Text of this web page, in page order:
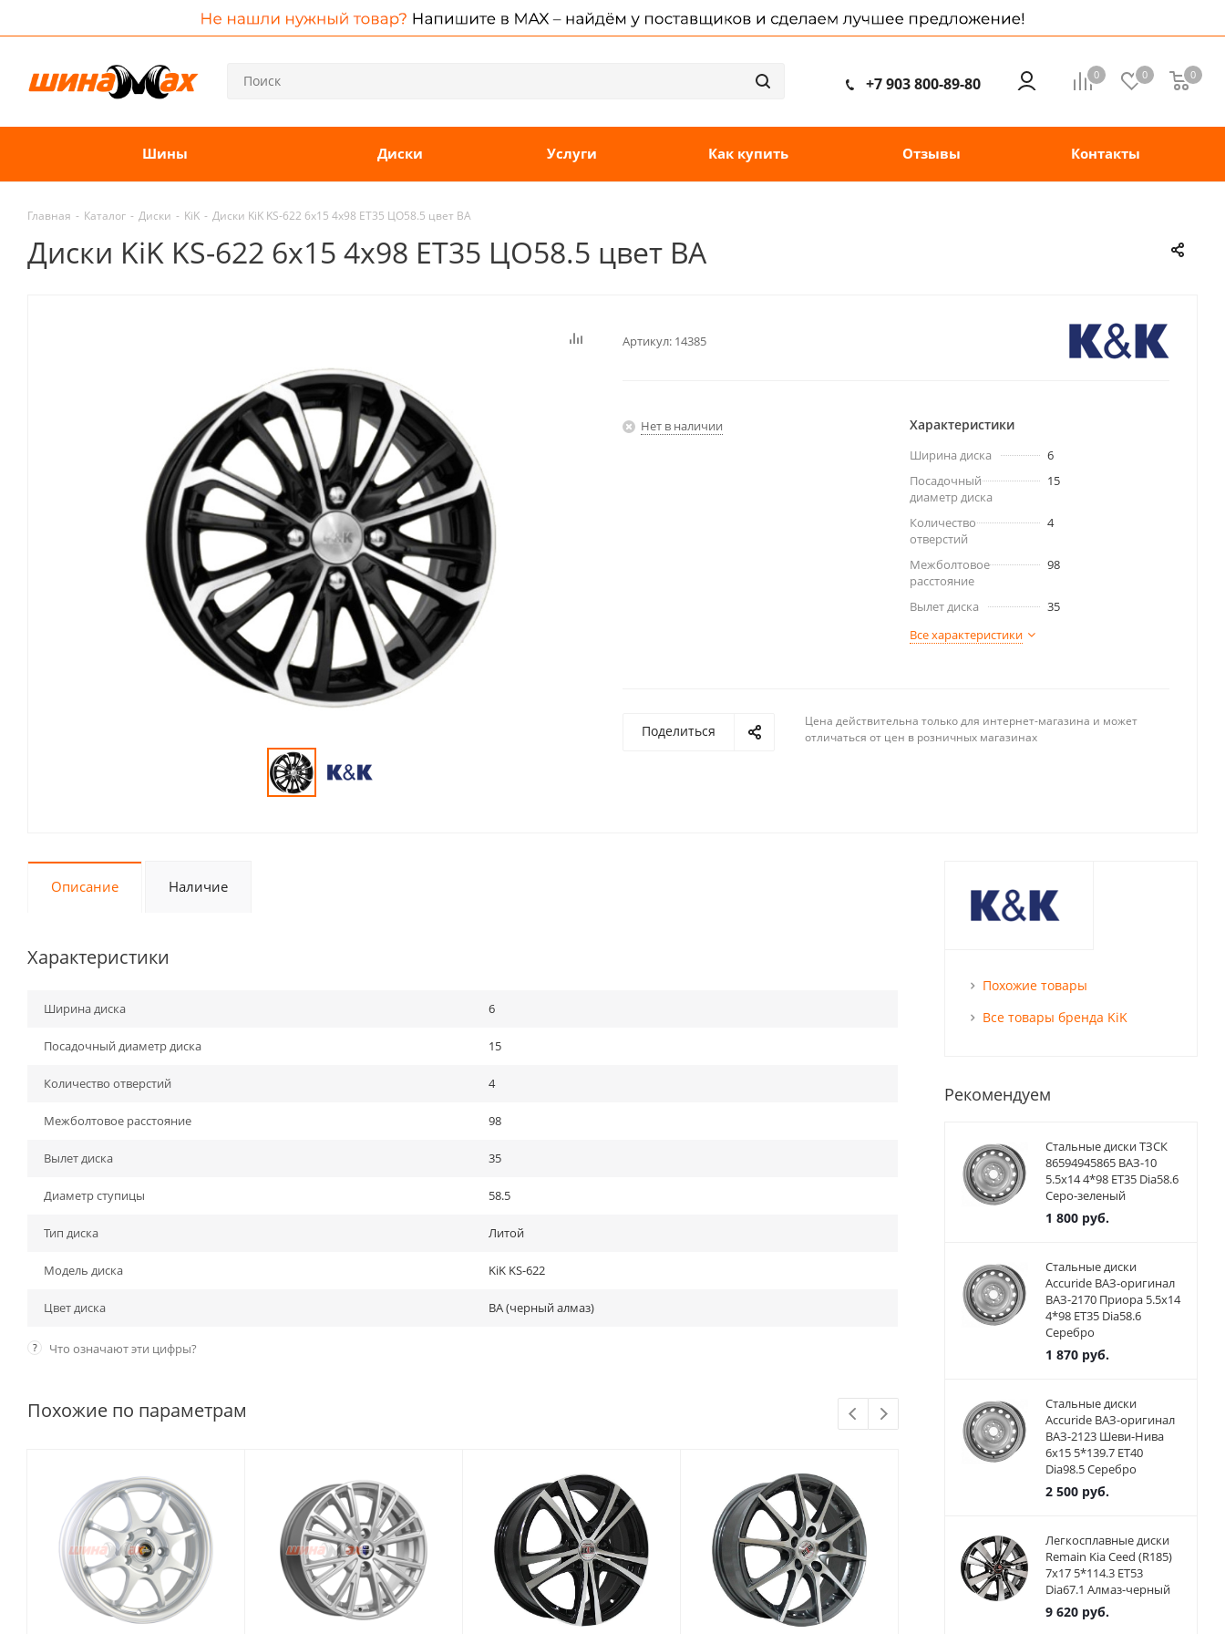
0 0 0
+7 903 800-89-80
Шины Диски Услуги Как купить Отзывы Контакты
Главная - Каталог - Диски - KiK - Диски KiK KS-622 6x15 4x98 ET35 ЦО58.5 цвет BA
Диски KiK KS-622 6x15 4x98 ET35 ЦО58.5 цвет BA
Артикул: 14385
Нет в наличии Характеристики
Ширина диска
6
Посадочный
диаметр диска
15
Количество
отверстий
4
Межболтовое
расстояние
98
Вылет диска
35
Все характеристики
Поделиться
Цена действительна только для интернет-магазина и может
отличаться от цен в розничных магазинах
Описание Наличие
Характеристики
Ширина диска 6
Посадочный диаметр диска 15
Количество отверстий 4
Межболтовое расстояние 98
Вылет диска 35
Диаметр ступицы 58.5
Тип диска Литой
Модель диска KiK KS-622
Цвет диска BA (черный алмаз)
? Что означают эти цифры?
Похожие по параметрам
Похожие товары
Все товары бренда KiK
Рекомендуем
Стальные диски ТЗСК
86594945865 ВАЗ-10
5.5x14 4*98 ET35 Dia58.6
Серо-зеленый
1 800руб.
Стальные диски
Accuride ВАЗ-оригинал
ВАЗ-2170 Приора 5.5x14
4*98 ET35 Dia58.6
Серебро
1 870руб.
Стальные диски
Accuride ВАЗ-оригинал
ВАЗ-2123 Шеви-Нива
6x15 5*139.7 ET40
Dia98.5 Серебро
2 500руб.
Легкосплавные диски
Remain Kia Ceed (R185)
7x17 5*114.3 ET53
Dia67.1 Алмаз-черный
9 620руб.